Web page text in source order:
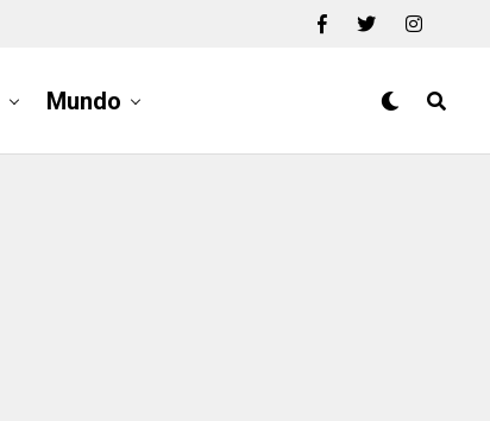
Mundo